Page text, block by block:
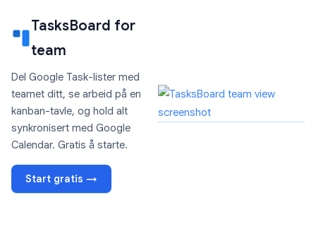
TasksBoard for
team
Del Google Task-lister med
teamet ditt, se arbeid på en
kanban-tavle, og hold alt
synkronisert med Google
Calendar. Gratis å starte.
Start gratis →